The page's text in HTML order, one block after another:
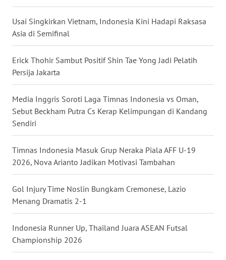
Usai Singkirkan Vietnam, Indonesia Kini Hadapi Raksasa
Asia di Semifinal
Erick Thohir Sambut Positif Shin Tae Yong Jadi Pelatih
Persija Jakarta
Media Inggris Soroti Laga Timnas Indonesia vs Oman,
Sebut Beckham Putra Cs Kerap Kelimpungan di Kandang
Sendiri
Timnas Indonesia Masuk Grup Neraka Piala AFF U-19
2026, Nova Arianto Jadikan Motivasi Tambahan
Gol Injury Time Noslin Bungkam Cremonese, Lazio
Menang Dramatis 2-1
Indonesia Runner Up, Thailand Juara ASEAN Futsal
Championship 2026
News
Regional
WN
SUMUT
WN
JAKARTA
WN
WN
WN
KEPRI